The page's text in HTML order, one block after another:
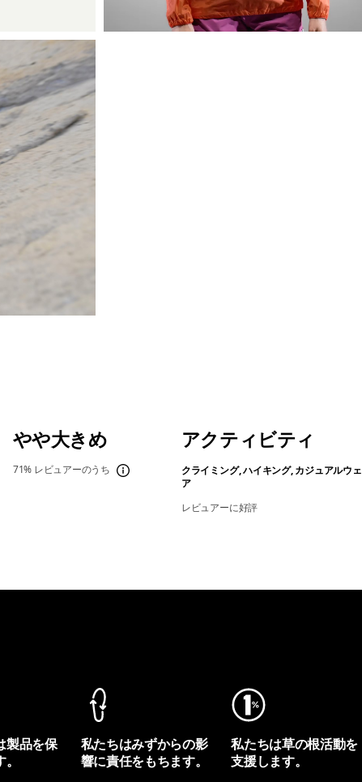
やや大きめ
71% レビュアーのうち
アクティビティ
クライミング, ハイキング, カジュアルウェ
ア
レビュアーに好評
製品を保
私たちはみずからの影
響に責任をもちます。
私たちは草の根活動を
支援します。